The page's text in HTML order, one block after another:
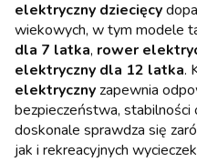
elektryczny dziecięcy
wiekowych, w tym modele
dla 7 latka, rower
elektryczny dla 12 latka.
elektrycznyzapewnia
bezpieczeństwa, stabilności
doskonale sprawdza się
jak i rekreacyjnych